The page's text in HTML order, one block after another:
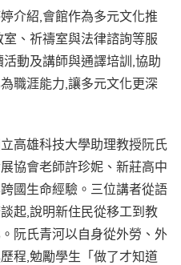
介紹,會館作為多元文化推
、祈禱室與法律諮詢等服
動及講師與通譯培訓,協助
職涯能力,讓多元文化更深
高雄科技大學助理教授阮氏
協會老師許珍妮、新莊高中
國生命經驗。三位講者從語
起,說明新住民從移工到教
阮氏青河以自身從外勞、外
程,勉勵學生「做了才知道